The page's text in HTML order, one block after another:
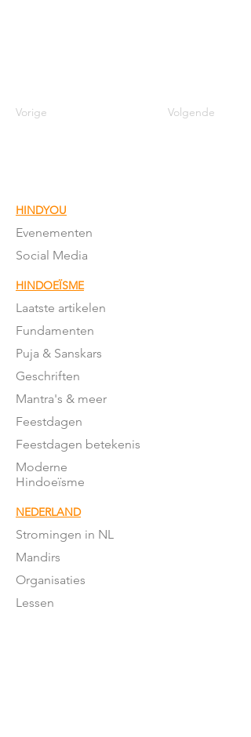
Vorige Volgende
HINDYOU
Evenementen
Social Media
HINDOEÏSME
Laatste artikelen
Fundamenten
Puja & Sanskars
Geschriften
Mantra's & meer
Feestdagen
Feestdagen betekenis
Moderne
Hindoeïsme
NEDERLAND
Stromingen in NL
Mandirs
Organisaties
Lessen